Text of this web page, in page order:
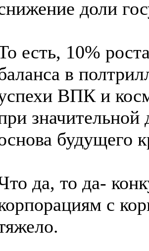
доли
есть, 10%
в
ВПК и
значительной
будущего
да, то да-
с